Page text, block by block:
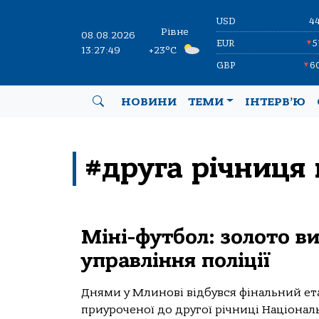
08.08.2026
13:27:49
Рівне
+23°C
USD
EUR ▼
GBP ▼
НОВИНИ ТЕМИ ІНТЕРВ’Ю
#друга річниця
Міні-футбол: золото
управління поліції
Днями у Млинові відбувся фінальний
приуроченої до другої річниці